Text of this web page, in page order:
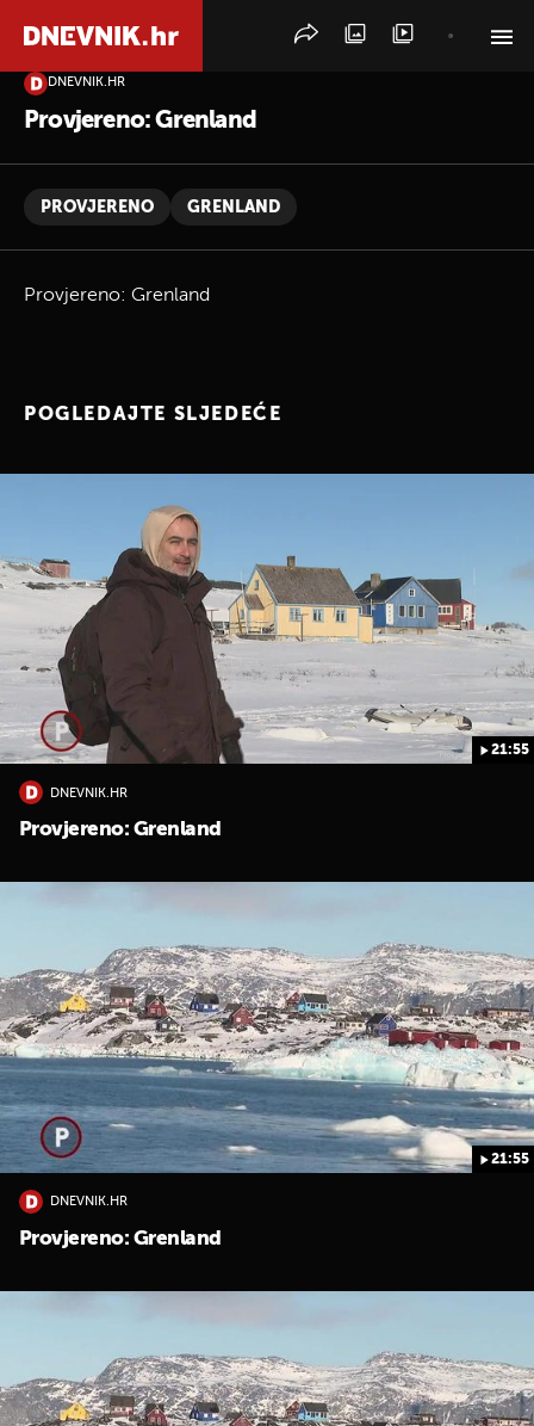
DNEVNIK.HR
Provjereno: Grenland
PROVJERENO GRENLAND
Provjereno: Grenland
POGLEDAJTE SLJEDEĆE
21:55
DNEVNIK.HR
Provjereno: Grenland
21:55
DNEVNIK.HR
Provjereno: Grenland
PRETRAŽITE VIJESTI